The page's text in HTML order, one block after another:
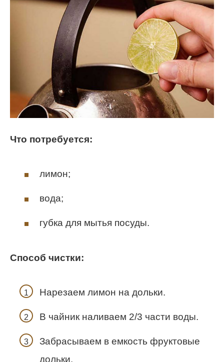
Что потребуется:
лимон;
вода;
губка для мытья посуды.
Способ чистки:
Нарезаем лимон на дольки.
В чайник наливаем 2/3 части воды.
Забрасываем в емкость фруктовые
дольки.